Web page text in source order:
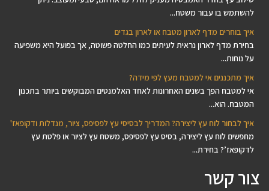
להשתמש בו עבור משטח...
איך בוחרים מדף לארון מטבח או לארון בגדים
בחירת מדף לארון נראית לעיתים כמו החלטה פשוטה, אך בפועל היא משפיעה
על נוחות...
איך מתכננים אי למטבח מעץ לפי מידה?
אי למטבח הפך בשנים האחרונות לאחד האלמנטים המבוקשים ביותר בתכנון
המטבח. הוא...
איך לבחור לוח עץ ליצירה? המדריך לבסיסי עץ לפסיפס, ציור, מנדלות ודקופאז'
מחפשים לוח עץ ליצירה, בסיס עץ לפסיפס, משטח עץ לציור או פלטת עץ
לדקופאז’? בחירת...
צור קשר